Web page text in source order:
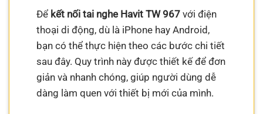
Để kết nối tai nghe Havit TW 967 với điện
thoại di động, dù là iPhone hay Android,
bạn có thể thực hiện theo các bước chi tiết
sau đây. Quy trình này được thiết kế để đơn
giản và nhanh chóng, giúp người dùng dễ
dàng làm quen với thiết bị mới của mình.